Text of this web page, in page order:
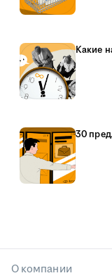
Какие
30
О компании